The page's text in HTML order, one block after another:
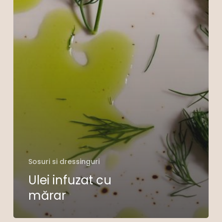
Nu ai niciun produs în coș.
Sosuri si dressinguri
Ulei infuzat cu
mărar